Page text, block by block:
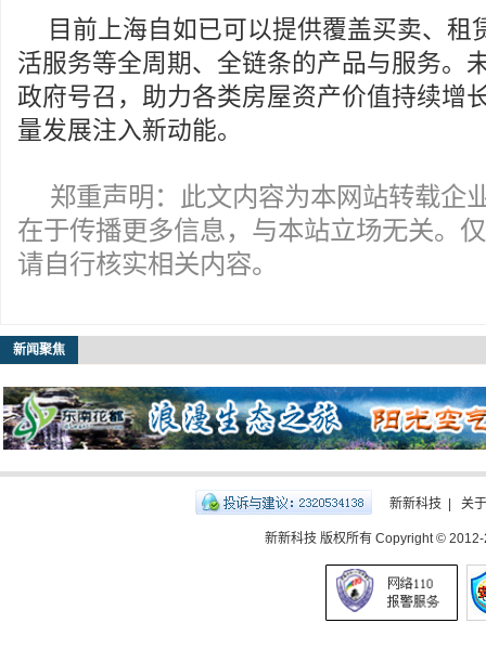
目前上海自如已可以提供覆盖买卖、租
活服务等全周期、全链条的产品与服务。
政府号召，助力各类房屋资产价值持续增
量发展注入新动能。
郑重声明：此文内容为本网站转载企
在于传播更多信息，与本站立场无关。
请自行核实相关内容。
新闻聚焦
新新科技 关于
新新科技 版权所有 Copyright © 2012-